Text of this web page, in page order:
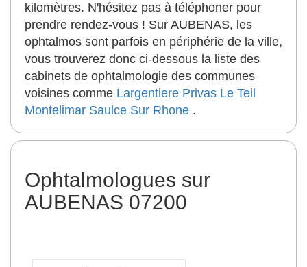
kilomètres. N'hésitez pas à téléphoner pour
prendre rendez-vous ! Sur AUBENAS, les
ophtalmos sont parfois en périphérie de la ville,
vous trouverez donc ci-dessous la liste des
cabinets de ophtalmologie des communes
voisines comme Largentiere Privas Le Teil
Montelimar Saulce Sur Rhone .
Ophtalmologues sur
AUBENAS 07200